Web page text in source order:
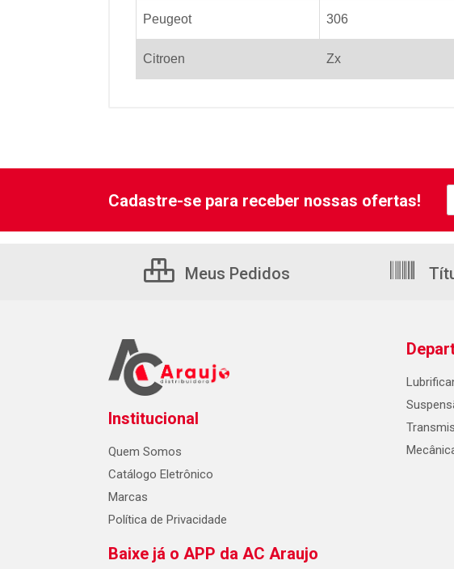
Peugeot 306
Citroen Zx
Cadastre-se para receber nossas ofertas!
Meus Pedidos
Institucional
Quem Somos
Catálogo Eletrônico
Marcas
Política de Privacidade
Baixe já o APP da AC Araujo